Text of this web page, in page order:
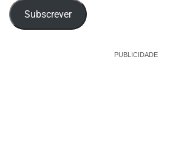
Subscrever
PUBLICIDADE